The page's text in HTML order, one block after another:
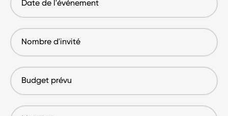
de
Nombre
d'invité
Budget
prévu
Message